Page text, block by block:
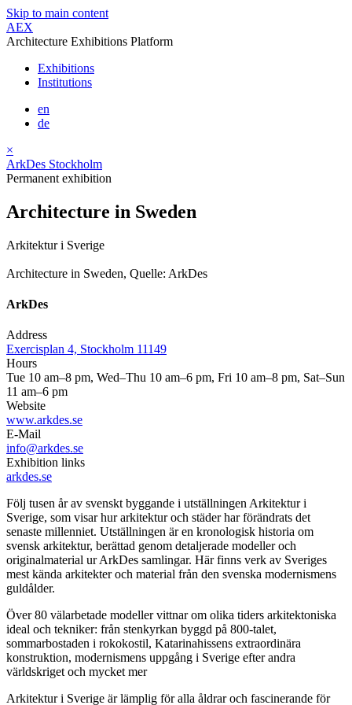
Skip to main content
AEX
Architecture Exhibitions Platform
Exhibitions
Institutions
en
de
×
ArkDes Stockholm
Permanent exhibition
Architecture in Sweden
Arkitektur i Sverige
Architecture in Sweden, Quelle: ArkDes
ArkDes
Address
Exercisplan 4, Stockholm 11149
Hours
Tue 10 am–8 pm, Wed–Thu 10 am–6 pm, Fri 10 am–8 pm, Sat–Sun
11 am–6 pm
Website
www.arkdes.se
E-Mail
info@arkdes.se
Exhibition links
arkdes.se
Följ tusen år av svenskt byggande i utställningen Arkitektur i
Sverige, som visar hur arkitektur och städer har förändrats det
senaste millenniet. Utställningen är en kronologisk historia om
svensk arkitektur, berättad genom detaljerade modeller och
originalmaterial ur ArkDes samlingar. Här finns verk av Sveriges
mest kända arkitekter och material från den svenska modernismens
guldålder.
Över 80 välarbetade modeller vittnar om olika tiders arkitektoniska
ideal och tekniker: från stenkyrkan byggd på 800-talet,
sommarbostaden i rokokostil, Katarinahissens extraordinära
konstruktion, modernismens uppgång i Sverige efter andra
världskriget och mycket mer
Arkitektur i Sverige är lämplig för alla åldrar och fascinerande för